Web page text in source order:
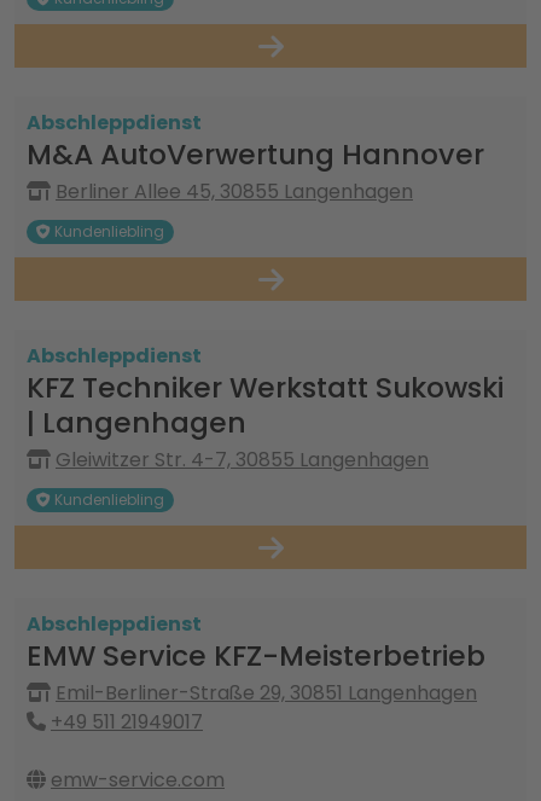
Abschleppdienst
M&A AutoVerwertung Hannover
Berliner Allee 45, 30855 Langenhagen
Kundenliebling
Abschleppdienst
KFZ Techniker Werkstatt Sukowski
| Langenhagen
Gleiwitzer Str. 4-7, 30855 Langenhagen
Kundenliebling
Abschleppdienst
EMW Service KFZ-Meisterbetrieb
Emil-Berliner-Straße 29, 30851 Langenhagen
+49 511 21949017
emw-service.com